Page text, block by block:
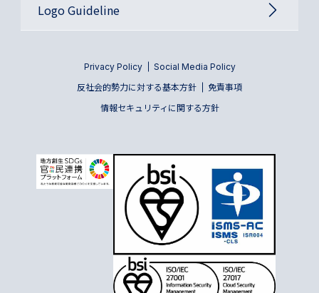
Logo Guideline
Privacy Policy
Social Media Policy
反社会的勢力に対する基本方針
免責事項
情報セキュリティに関する方針